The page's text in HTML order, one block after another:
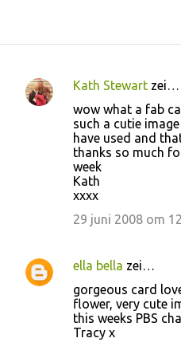
R
Kath Stewart zei…
wow what a fab
such a cutie
have used and
thanks so much
week
Kath
xxxx
29 juni 2008 om
ella bella zei…
gorgeous card
flower, very cute
this weeks PBS
Tracy x